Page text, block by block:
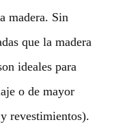
madera. Sin
que la madera
ideales para
o de mayor
revestimientos).